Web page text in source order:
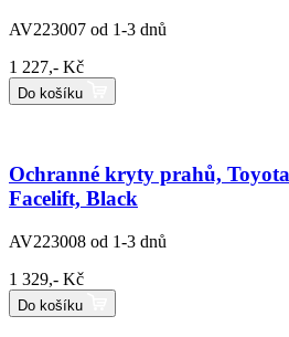
AV223007 od 1-3 dnů
1 227,- Kč
Do košíku
Ochranné kryty prahů,
Facelift, Black
AV223008 od 1-3 dnů
1 329,- Kč
Do košíku